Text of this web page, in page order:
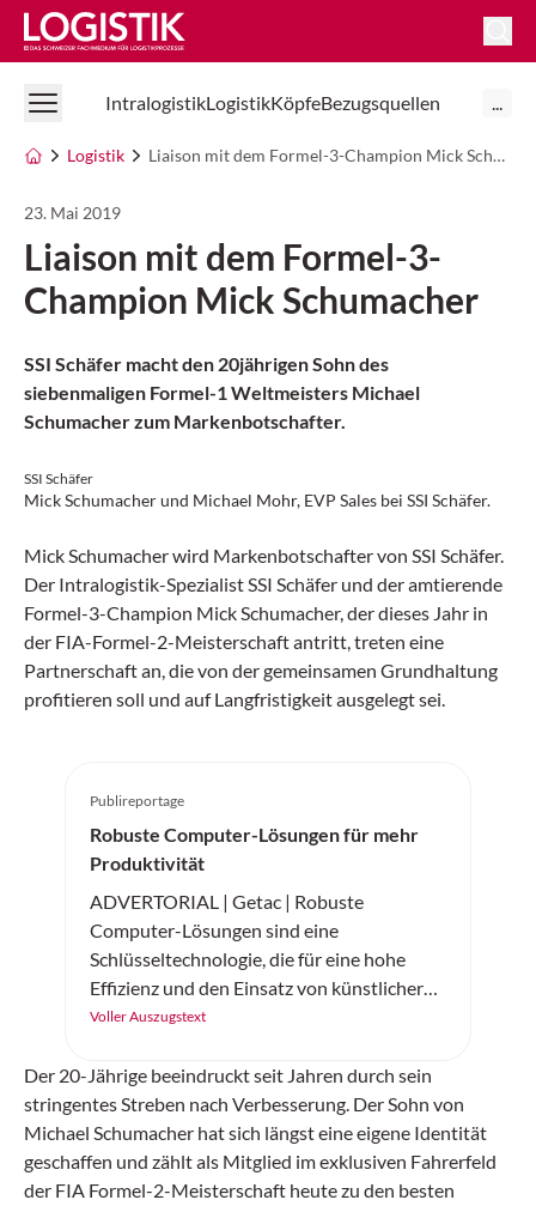
Logistik Online
IntralogistikLogistikKöpfeBezugsquellen ...
Logistik Liaison mit dem Formel-3-Champion Mick Schumacher
23. Mai 2019
Liaison mit dem Formel-3-
Champion Mick Schumacher
SSI Schäfer macht den 20jährigen Sohn des
siebenmaligen Formel-1 Weltmeisters Michael
Schumacher zum Markenbotschafter.
SSI Schäfer
Mick Schumacher und Michael Mohr, EVP Sales bei SSI Schäfer.
Mick Schumacher wird Markenbotschafter von SSI Schäfer.
Der Intralogistik-Spezialist SSI Schäfer und der amtierende
Formel-3-Champion Mick Schumacher, der dieses Jahr in
der FIA-Formel-2-Meisterschaft antritt, treten eine
Partnerschaft an, die von der gemeinsamen Grundhaltung
profitieren soll und auf Langfristigkeit ausgelegt sei.
Publireportage
Robuste Computer-Lösungen für mehr
Produktivität
ADVERTORIAL | Getac | Robuste
Computer-Lösungen sind eine
Schlüsseltechnologie, die für eine hohe
Effizienz und den Einsatz von künstlicher
Intelligenz in der Logistik sorgen.
Voller Auszugstext
Der 20-Jährige beeindruckt seit Jahren durch sein
stringentes Streben nach Verbesserung. Der Sohn von
Michael Schumacher hat sich längst eine eigene Identität
geschaffen und zählt als Mitglied im exklusiven Fahrerfeld
der FIA Formel-2-Meisterschaft heute zu den besten